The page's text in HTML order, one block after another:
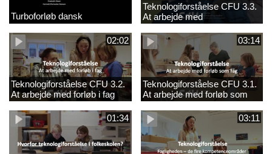
Turboforløb dansk
Teknologiforståelse CFU 3.3.
At arbejde med
designprocesser og
makerspaces
02:02
Teknologiforståelse CFU 3.2.
At arbejde med forløb i fag
03:14
Teknologiforståelse CFU 3.1.
At arbejde med forløb som
fag
01:34
03:11